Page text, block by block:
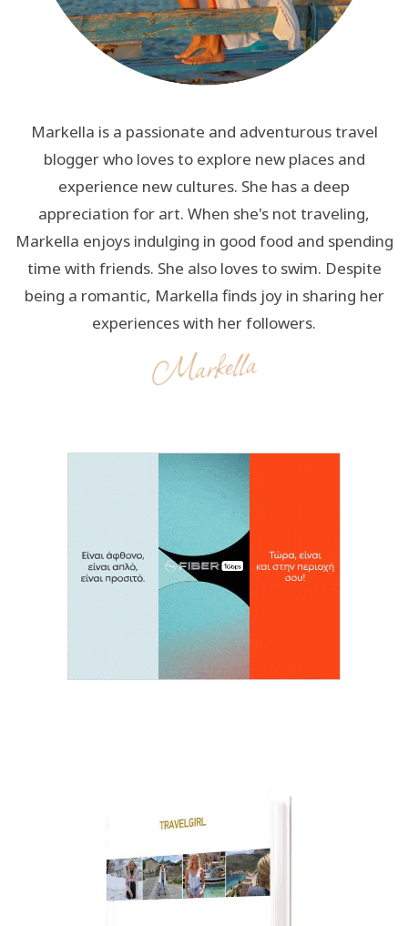
Markella is a passionate and adventurous travel
blogger who loves to explore new places and
experience new cultures. She has a deep
appreciation for art. When she's not traveling,
Markella enjoys indulging in good food and spending
time with friends. She also loves to swim. Despite
being a romantic, Markella finds joy in sharing her
experiences with her followers.